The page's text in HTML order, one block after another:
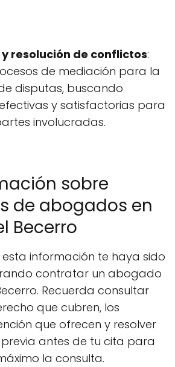
resolución de conflictos:
de mediación para la
disputas, buscando
y satisfactorias para
involucradas.
sobre
de abogados en
Becerro
información te haya sido
contratar un abogado
Recuerda consultar
que cubren, los
que ofrecen y resolver
antes de tu cita para
la consulta.